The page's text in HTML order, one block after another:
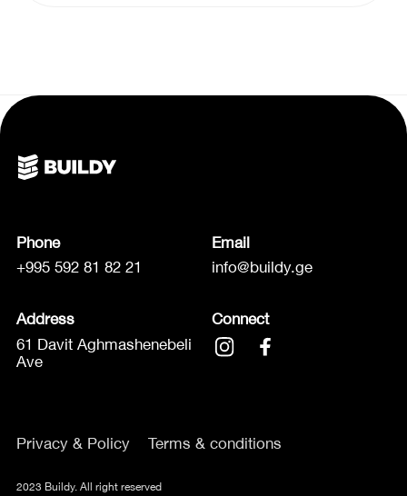
Phone
+995 592 81 82 21
Email
info@buildy.ge
Address
61 Davit Aghmashenebeli
Ave
Connect
Privacy & Policy Terms & conditions
2023 Buildy. All right reserved